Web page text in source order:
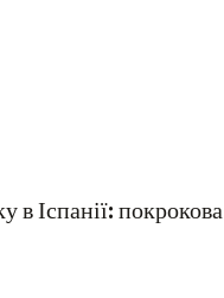
в Іспанії: покрокова